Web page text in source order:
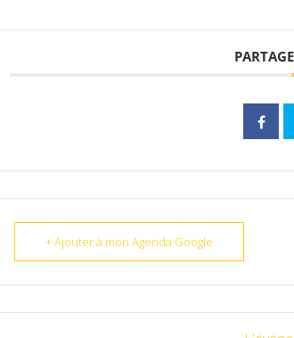
+ Ajouter à mon Agenda Google